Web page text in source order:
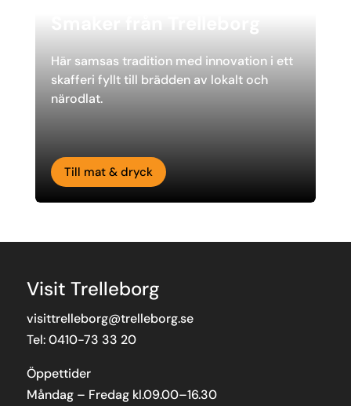
Här samsas tradition med innovation i ett
skafferi fyllt till brädden av lokalt och
närodlat.
Till mat & dryck
Visit Trelleborg
visittrelleborg@trelleborg.se
Tel: 0410-73 33 20
Öppettider
Måndag – Fredag kl.09.00–16.30